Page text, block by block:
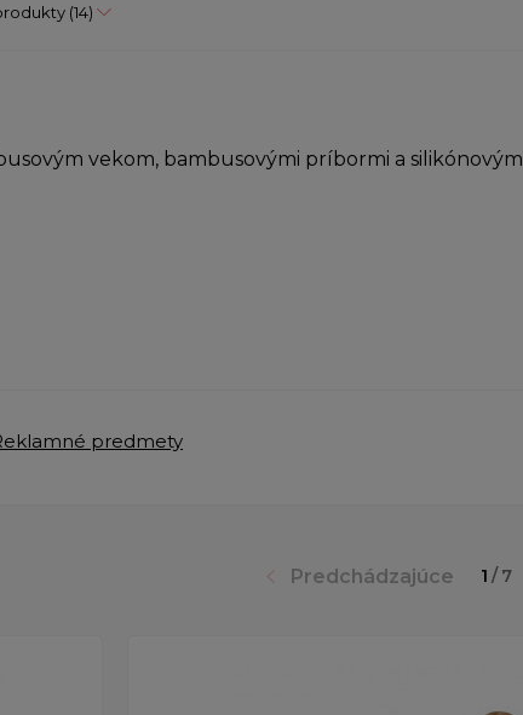
(14)
vekom, bambusovými príbormi a silikónovým
predmety
Predchádzajúce 1 / 7